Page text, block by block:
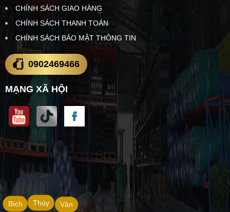
CHÍNH SÁCH GIAO HÀNG
CHÍNH SÁCH THANH TOÁN
CHÍNH SÁCH BẢO MẬT THÔNG TIN
0902469466
MẠNG XÃ HỘI
Vân
Thúy
Bích